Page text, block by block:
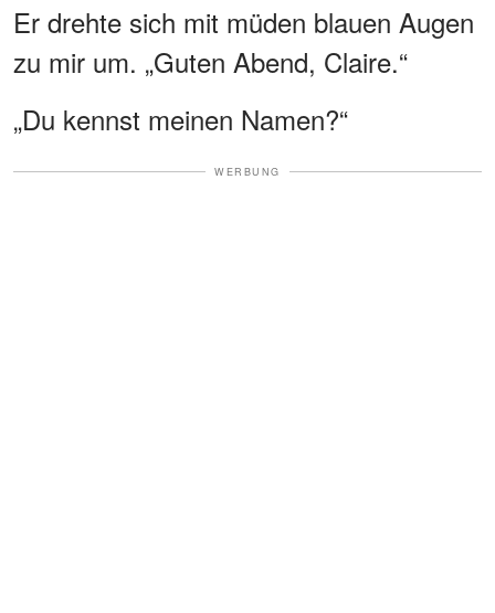
Er drehte sich mit müden blauen Augen
zu mir um. „Guten Abend, Claire.“
„Du kennst meinen Namen?“
WERBUNG